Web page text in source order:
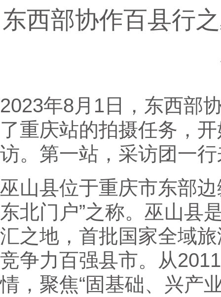
东西部协作百县行
2023年8月1日，东西部
了重庆站的拍摄任务，
访。第一站，采访团一
巫山县位于重庆市东部
东北门户”之称。巫山县
汇之地，首批国家全域
竞争力百强县市。从
情，聚焦“固基础、兴产